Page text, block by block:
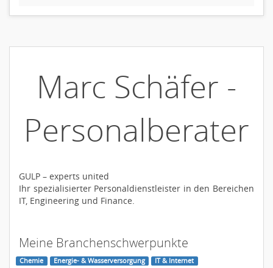
Marc Schäfer -
Personalberater
GULP – experts united
Ihr spezialisierter Personaldienstleister in den Bereichen
IT, Engineering und Finance.
Meine Branchenschwerpunkte
Chemie Energie- & Wasserversorgung
IT & Internet